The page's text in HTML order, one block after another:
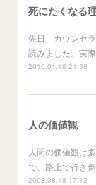
死にたくなる
先日、カウンセ
読みました。実
2010.01.18 21:36
人の価値観
人間の価値観は
で、路上で行き
2008.08.18 17:12